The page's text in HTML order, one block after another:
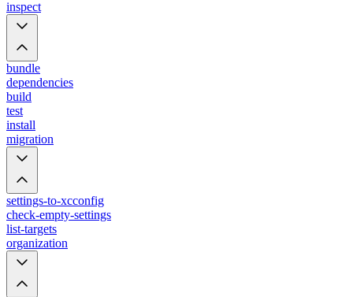
inspect
bundle
dependencies
build
test
install
migration
settings-to-xcconfig
check-empty-settings
list-targets
organization